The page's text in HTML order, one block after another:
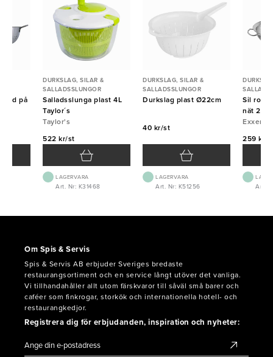
på
DURKSLAG, SILAR &
SALLADSSLUNGOR
Salladsslunga plast 4L
Taylor´s
Taylor's
522 kr/st
LAGERVARA
Art. Nr: K31468
DURKSLAG, SILAR &
SALLADSSLUNGOR
Durkslag plast Ø22cm
40 kr/st
LAGERVARA
Art. Nr: K51256
Sil
nät
Exxent
259 kr/
Art.
Om Spis & Servis
Spis & Servis AB erbjuder Sveriges bredaste
restaurangsortiment och en service långt utöver det vanliga.
Vi tillhandahåller allt utom färskvaror till såväl små barer och
caféer som finkrogar, storkök och internationella hotell- och
restaurangkedjor.
Registrera dig för erbjudanden, inspiration och nyheter: